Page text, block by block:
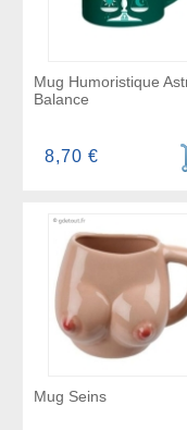
Mug Humoristique
Balance
8,70 €
Mug Seins